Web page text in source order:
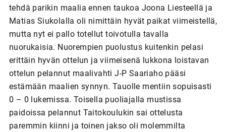
tehdä parikin maalia ennen taukoa Joona Liesteellä ja
Matias Siukolalla oli nimittäin hyvät paikat viimeistellä,
mutta nyt ei pallo totellut toivotulla tavalla
nuorukaisia. Nuorempien puolustus kuitenkin pelasi
erittäin hyvän ottelun ja viimeisenä lukkona loistavan
ottelun pelannut maalivahti J-P Saariaho pääsi
estämään maalien synnyn. Tauolle mentiin sopuisasti
0 – 0 lukemissa. Toisella puoliajalla mustissa
paidoissa pelannut Taitokoulukin sai ottelusta
paremmin kiinni ja toinen jakso oli molemmilta